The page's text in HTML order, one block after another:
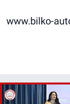
www.bilko-